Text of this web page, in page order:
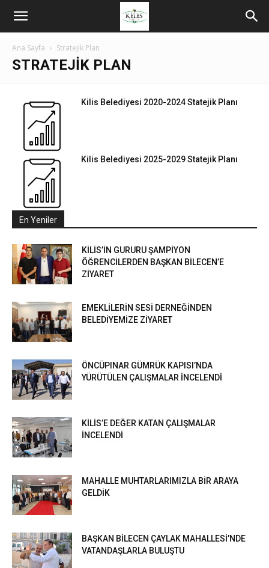
Ana Sayfa Stratejik Plan
STRATEJIK PLAN
Kilis Belediyesi 2020-2024 Statejik Planı
Kilis Belediyesi 2025-2029 Statejik Planı
En Yeniler
KİLİS’İN GURURU ŞAMPİYON
ÖĞRENCİLERDEN BAŞKAN BİLECEN’E
ZİYARET
EMEKLİLERİN SESİ DERNEĞİNDEN
BELEDİYEMİZE ZİYARET
ÖNCÜPINAR GÜMRÜK KAPISI’NDA
YÜRÜTÜLEN ÇALIŞMALAR İNCELENDİ
KİLİS’E DEĞER KATAN ÇALIŞMALAR
İNCELENDİ
MAHALLE MUHTARLARIMIZLA BİR ARAYA
GELDİK
BAŞKAN BİLECEN ÇAYLAK MAHALLESİ’NDE
VATANDAŞLARLA BULUŞTU